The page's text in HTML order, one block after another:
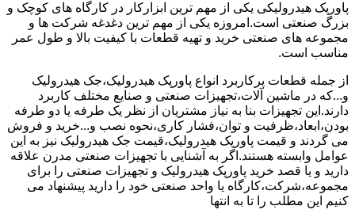
پاورپک هیدرولیکی یکی از مهم ترین ابزارکار در کارگاه های کوچک و
بزرگ صنعتی است.امروزه یکی از مهم ترین دغدغه شرکت ها و
مجموعه های صنعتی خرید و تهیه قطعات با کیفیت بالا و طول عمر
مناسب است.
از جمله قطعات پرکاربرد انواع پاورپک هیدرولیک،جک هیدرولیک
و...که در ماشین آلات،تجهیزات صنعتی و صنایع مختلف کاربرد
دارند.این تجهیزات بنا به نیاز مشتریان از نظر یک طرفه یا دو طرفه
بودن،ابعاد،ظرفیت و توان،فشار کاری،نحوه نصب و...خرید و فروش
می گردند و قیمت پاورپک هیدرولیک،قیمت جک هیدرولیک نیز به این
عوامل وابسته هستند.اگر به آشنایی با تجهیزات صنعتی مدرن علاقه
دارید و یا قصد خرید پاورپک هیدرولیک و تجهیزات صنعتی را برای
مجموعه،شرکت،کارگاه یا واحد صنعتی خود را دارید پیشنهاد می
کنیم این مطلب را تا به انتها